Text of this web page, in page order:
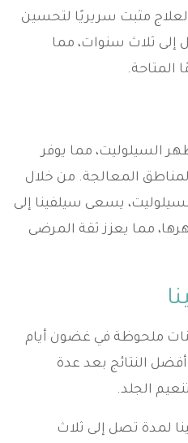
مثبت سريريًا لتحسين
ثلاث سنوات، مما
المتاحة.
السيلوليت، مما يوفر
المعالجة. من خلال
يسعى سيلفينا إلى
مما يعزز ثقة المرضى
ملحوظة في غضون أيام
النتائج بعد عدة
الجلد.
لمدة تصل إلى ثلاث